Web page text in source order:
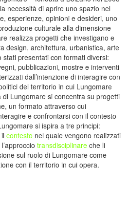
necessità di aprire uno spazio nel
esperienze, opinioni e desideri, uno
culturale alla dimensione
realizza progetti che investigano e
design, architettura, urbanistica, arte
presentati con formati diversi:
pubblicazioni, mostre e interventi
dall’intenzione di interagire con
del territorio in cui Lungomare
di Lungomare si concentra su progetti
un formato attraverso cui
e confrontarsi con il contesto
si ispira a tre principi:
contesto nel quale vengono realizzati
transdisciplinare che li
sul ruolo di Lungomare come
con il territorio in cui opera.